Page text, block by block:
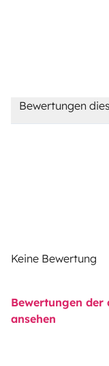
Bewertungen
Keine Bewertung
Bewertungen der
ansehen